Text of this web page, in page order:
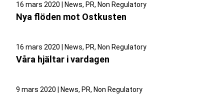
16 mars 2020 | News, PR, Non Regulatory
Nya flöden mot Ostkusten
16 mars 2020 | News, PR, Non Regulatory
Våra hjältar i vardagen
9 mars 2020 | News, PR, Non Regulatory